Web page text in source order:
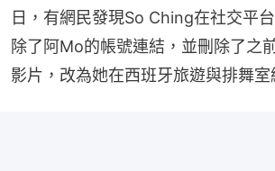
日，有網民發現So Ching在社交平
除了阿Mo的帳號連結，並刪除了之
影片，改為她在西班牙旅遊與排舞室